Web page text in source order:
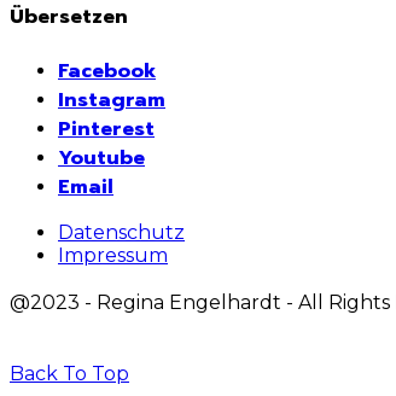
Übersetzen
Facebook
Instagram
Pinterest
Youtube
Email
Datenschutz
Impressum
@2023 - Regina Engelhardt - All Rights
Back To Top